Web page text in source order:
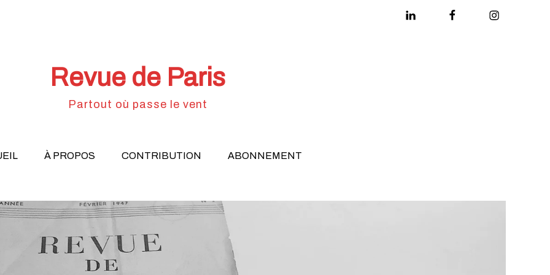
Linkedin FacebookInstagram
Revue de Paris
Partout où passe le vent
À PROPOS CONTRIBUTION ABONNEMENT